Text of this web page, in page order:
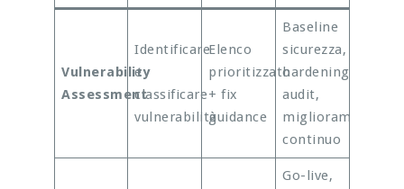
Vulnerability
Assessment
Identificare
e
classificare
vulnerabilità
Elenco
prioritizzato
+ fix
guidance
Baseline
sicurezza,
hardening,
audit,
miglioramento
continuo
Go-live,